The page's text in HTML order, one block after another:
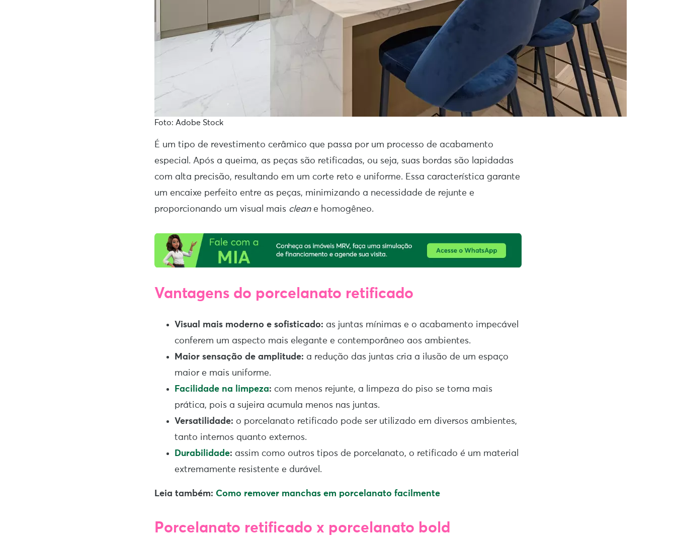
Foto: Adobe Stock
É um tipo de revestimento cerâmico que passa por um processo de acabamento
especial. Após a queima, as peças são retificadas, ou seja, suas bordas são lapidadas
com alta precisão, resultando em um corte reto e uniforme. Essa característica garante
um encaixe perfeito entre as peças, minimizando a necessidade de rejunte e
proporcionando um visual mais cleane homogêneo.
Vantagens do porcelanato retificado
Visual mais moderno e sofisticado: as juntas mínimas e o acabamento impecável
conferem um aspecto mais elegante e contemporâneo aos ambientes.
Maior sensação de amplitude: a redução das juntas cria a ilusão de um espaço
maior e mais uniforme.
Facilidade na limpeza: com menos rejunte, a limpeza do piso se torna mais
prática, pois a sujeira acumula menos nas juntas.
Versatilidade: o porcelanato retificado pode ser utilizado em diversos ambientes,
tanto internos quanto externos.
Durabilidade: assim como outros tipos de porcelanato, o retificado é um material
extremamente resistente e durável.
Leia também: Como remover manchas em porcelanato facilmente
Porcelanato retificado x porcelanato bold